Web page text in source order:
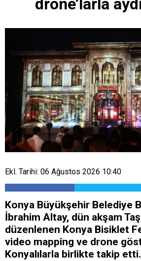
drone’larla
Ekl. Tarihi: 06 Ağustos 2026 10:40
Konya Büyükşehir Belediye
İbrahim Altay, dün akşam
düzenlenen Konya Bisiklet
video mapping ve drone
Konyalılarla birlikte takip etti.